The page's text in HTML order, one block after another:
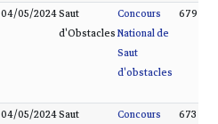
679
Concours
National de
Saut
d'obstacles
Saut
d'Obstacles
04/05/2024
673
Concours
Saut
04/05/2024